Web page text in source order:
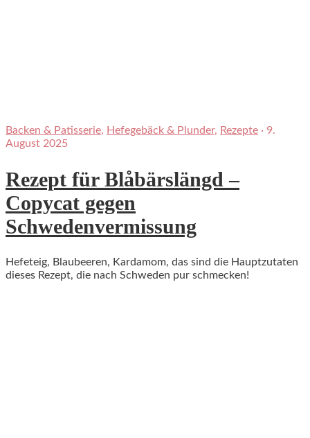
Backen & Patisserie, Hefegebäck & Plunder, Rezepte · 9.
August 2025
Rezept für Blåbärslängd –
Copycat gegen
Schwedenvermissung
Hefeteig, Blaubeeren, Kardamom, das sind die Hauptzutaten
dieses Rezept, die nach Schweden pur schmecken!